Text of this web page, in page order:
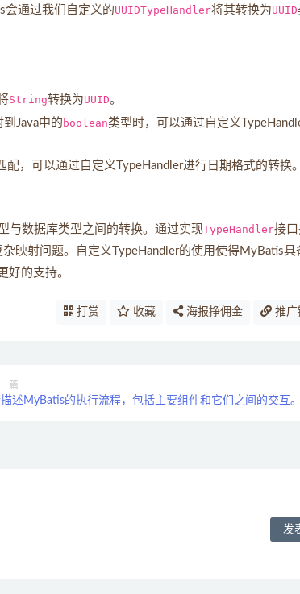
会通过我们自定义的UUIDTypeHandler将其转换为UUID
String转换为UUID。
到Java中的 boolean类型时，可以通过自定义
配，可以通过自定义TypeHandler进行日期格式的转换
与数据库类型之间的转换。通过实现TypeHandler接
映射问题。自定义TypeHandler的使用使得MyBatis具
好的支持。
打赏 收藏 海报挣佣金 推广
一篇
述MyBatis的执行流程，包括主要组件和它们之间的交互